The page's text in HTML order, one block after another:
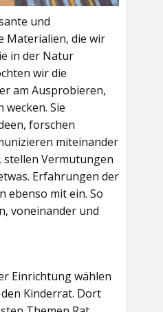
und
Materialien, die wir
in der Natur
wir die
am Ausprobieren,
Sie
forschen
miteinander
stellen Vermutungen
Erfahrungen der
ebenso mit ein. So
voneinander und
Einrichtung wählen
Kinderrat. Dort